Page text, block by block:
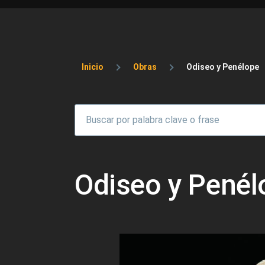
Sobrescribir enlaces
Inicio Obras Odiseo y Penélope
Odiseo y